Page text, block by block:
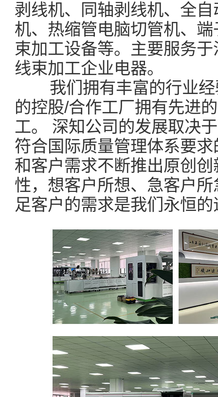
剥线机、同轴剥线机、全
机、热缩管电脑切管机、
束加工设备等。主要服务
线束加工企业电器。
我们拥有丰富的行业经
的控股/合作工厂拥有先进
工。 深知公司的发展取决
符合国际质量管理体系要
和客户需求不断推出原创
性，想客户所想、急客户
足客户的需求是我们永恒的